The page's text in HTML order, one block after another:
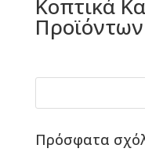
Κοπτικά
Πρόσφατα